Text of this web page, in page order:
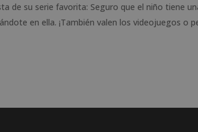
de su serie favorita: Seguro que el niño tiene
en ella. ¡También valen los videojuegos o